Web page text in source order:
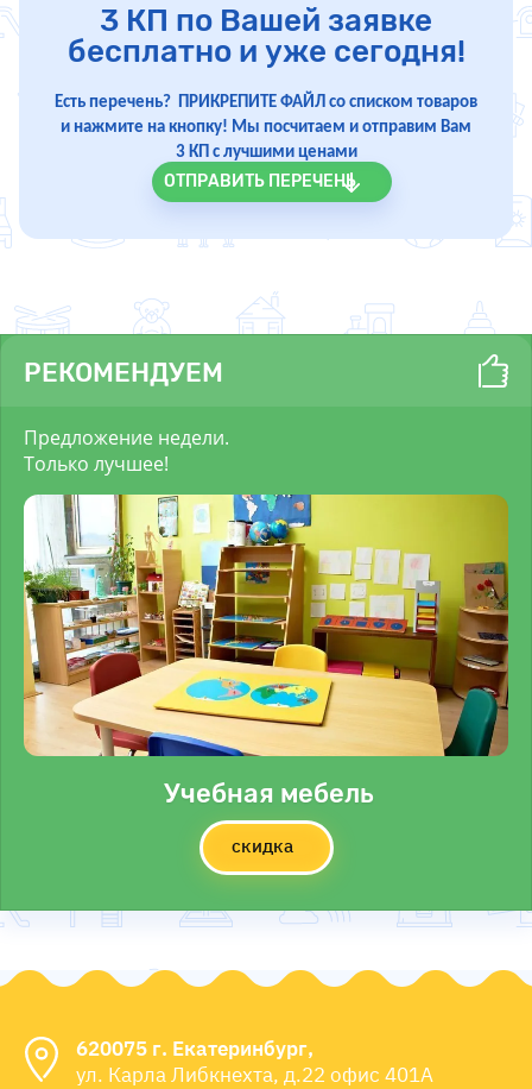
РЕКОМЕНДУЕМ
Предложение недели.
Только лучшее!
Учебная мебель
скидка
3 КП по Вашей заявке
бесплатно и уже сегодня!
Есть перечень? ПРИКРЕПИТЕ ФАЙЛ со списком товаров
и нажмите на кнопку! Мы посчитаем и отправим Вам
3 КП с лучшими ценами
ОТПРАВИТЬ ПЕРЕЧЕНЬ
620075 г. Екатеринбург,
ул. Карла Либкнехта, д.22 офис 401А